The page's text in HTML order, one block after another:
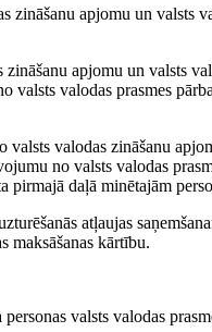
apjomu un valsts
apjomu un valsts
valsts valodas prasmes
valodas zināšanu
no valsts valodas
pirmajā daļā minētajām
atļaujas
maksāšanas kārtību.
valsts valodas